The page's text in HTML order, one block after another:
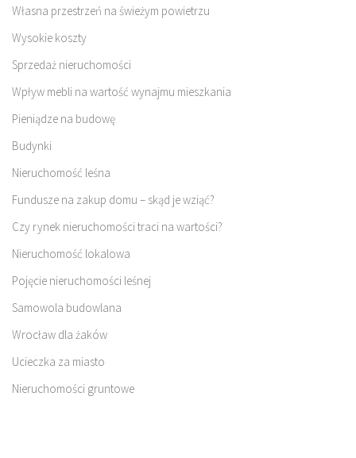
Własna przestrzeń na świeżym powietrzu
Wysokie koszty
Sprzedaż nieruchomości
Wpływ mebli na wartość wynajmu mieszkania
Pieniądze na budowę
Budynki
Nieruchomość leśna
Fundusze na zakup domu – skąd je wziąć?
Czy rynek nieruchomości traci na wartości?
Nieruchomość lokalowa
Pojęcie nieruchomości leśnej
Samowola budowlana
Wrocław dla żaków
Ucieczka za miasto
Nieruchomości gruntowe